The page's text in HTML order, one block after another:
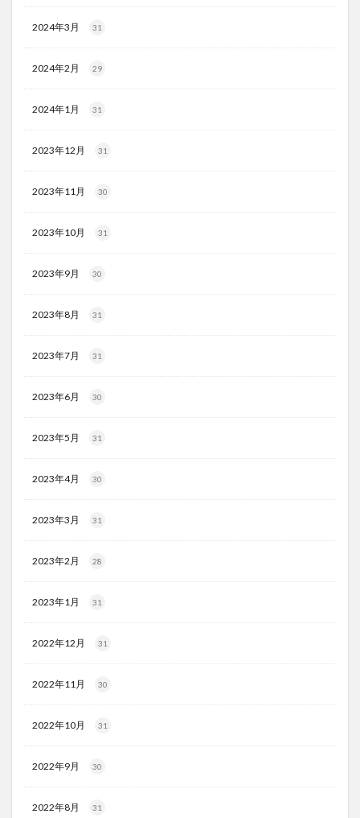
2024年3月 31
2024年2月 29
2024年1月 31
2023年12月 31
2023年11月 30
2023年10月 31
2023年9月 30
2023年8月 31
2023年7月 31
2023年6月 30
2023年5月 31
2023年4月 30
2023年3月 31
2023年2月 28
2023年1月 31
2022年12月 31
2022年11月 30
2022年10月 31
2022年9月 30
2022年8月 31